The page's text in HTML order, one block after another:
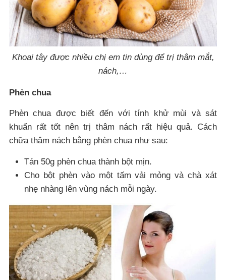
Khoai tây được nhiều chị em tin dùng để trị thâm mắt,
nách,…
Phèn chua
Phèn chua được biết đến với tính khử mùi và sát
khuẩn rất tốt nên trị thâm nách rất hiệu quả. Cách
chữa thâm nách bằng phèn chua như sau:
Tán 50g phèn chua thành bột mịn.
Cho bột phèn vào một tấm vải mỏng và chà xát
nhẹ nhàng lên vùng nách mỗi ngày.